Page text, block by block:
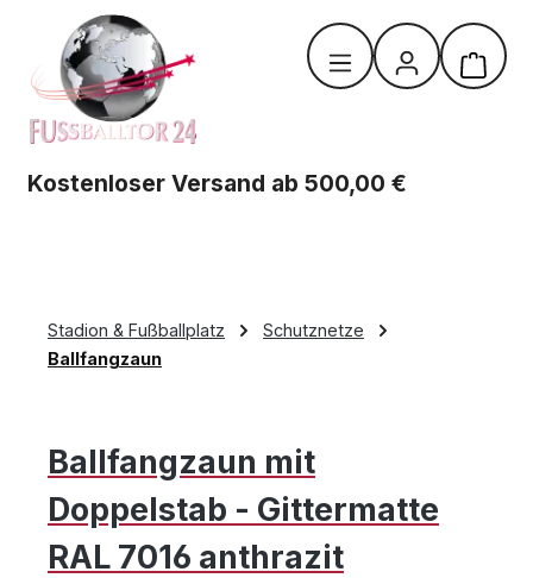
Zum Hauptinhalt springen
Kostenloser Versand ab 500,00 €
Stadion & Fußballplatz
Schutznetze
Ballfangzaun
Ballfangzaun mit
Doppelstab - Gittermatte
RAL 7016 anthrazit